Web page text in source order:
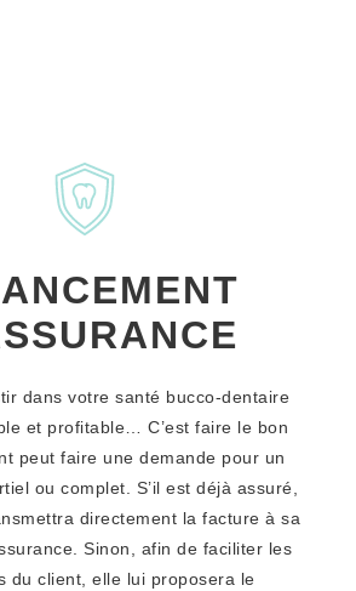
dans votre santé bucco-dentaire
et profitable… C’est faire le bon
peut faire une demande pour un
ou complet. S’il est déjà assuré,
directement la facture à sa
Sinon, afin de faciliter les
du client, elle lui proposera le